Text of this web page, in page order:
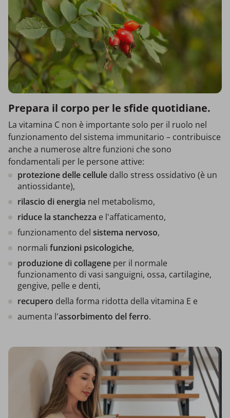
Prepara il corpo per le sfide quotidiane.
La vitamina C non è importante solo per il ruolo nel
funzionamento del sistema immunitario – contribuisce
anche a numerose altre funzioni che sono
fondamentali per le persone attive:
protezione delle cellule dallo stress ossidativo (è un
antiossidante),
rilascio di energia nel metabolismo,
riduce la stanchezza e l'affaticamento,
funzionamento del sistema nervoso,
normali funzioni psicologiche,
produzione di collagene per il normale
funzionamento di vasi sanguigni, ossa, cartilagine,
gengive, pelle e denti,
recupero della forma ridotta della vitamina E e
aumenta l'assorbimento del ferro.